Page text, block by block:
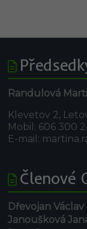
Randulová
Klevetov 2,
Mobil: 606 300
E-mail:
Členové
Dřevojan Václav
Janoušková